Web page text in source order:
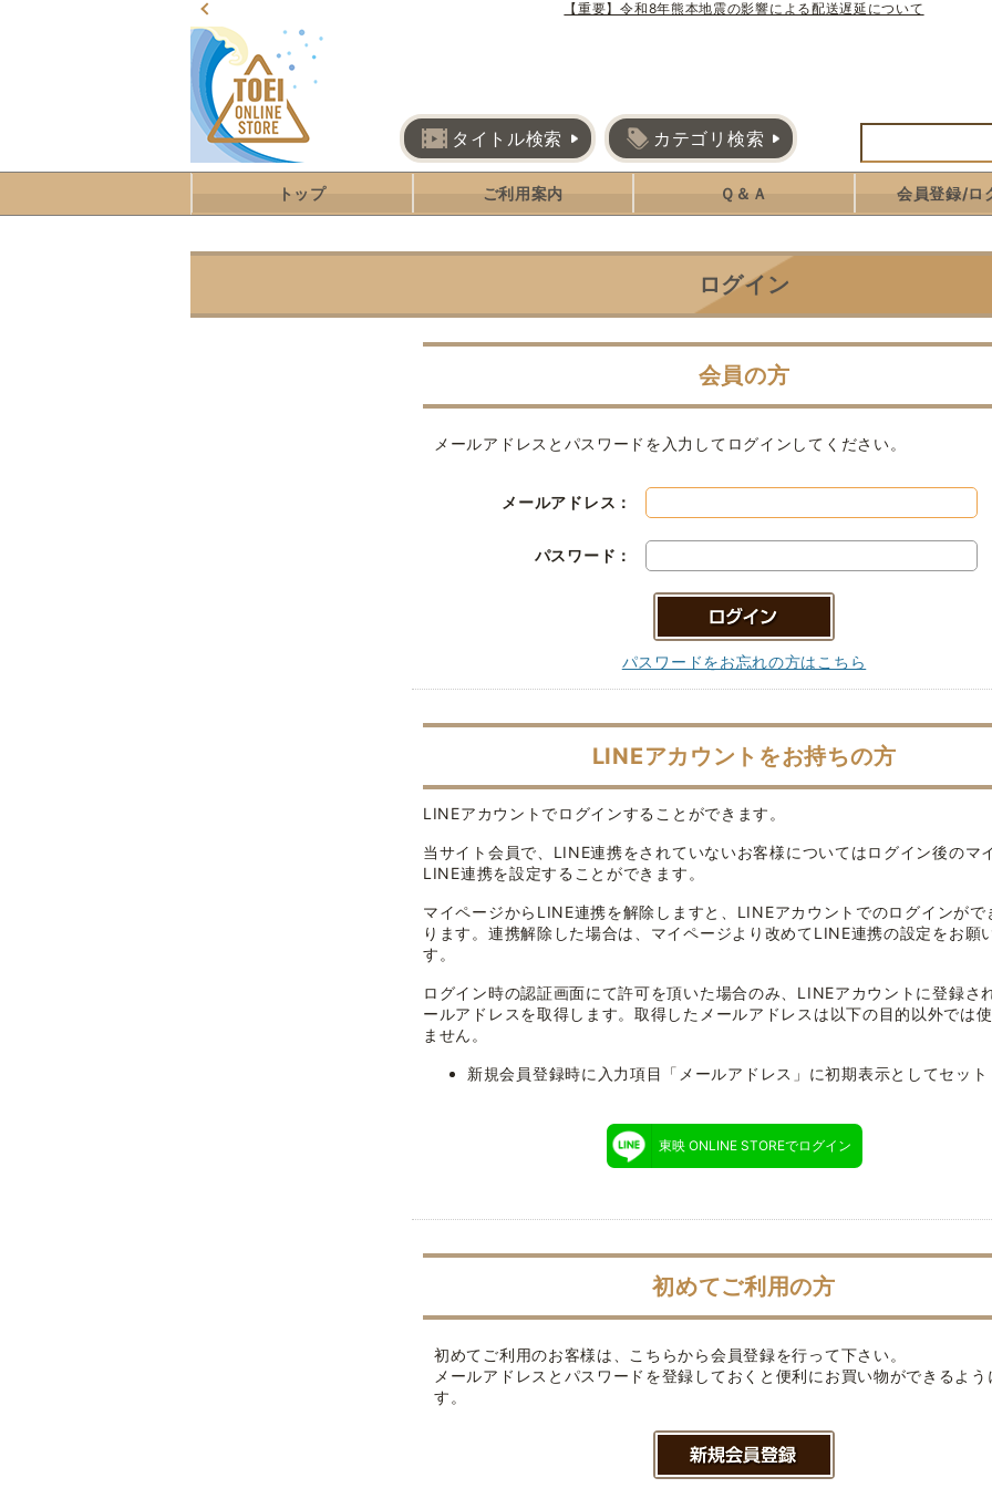
【重要】令和8年熊本地震の影響による配送遅延について
タイトル検索 カテゴリ検索
トップ ご利用案内 Ｑ＆Ａ 会員登録/ロ
ログイン
会員の方
メールアドレスとパスワードを入力してログインしてください。
メールアドレス：
パスワード：
パスワードをお忘れの方はこちら
LINEアカウントをお持ちの方
LINEアカウントでログインすることができます。
当サイト会員で、LINE連携をされていないお客様についてはログイン後のマ
LINE連携を設定することができます。
マイページからLINE連携を解除しますと、LINEアカウントでのログインがで
ります。連携解除した場合は、マイページより改めてLINE連携の設定をお願
す。
ログイン時の認証画面にて許可を頂いた場合のみ、LINEアカウントに登録さ
ールアドレスを取得します。取得したメールアドレスは以下の目的以外では
ません。
新規会員登録時に入力項目「メールアドレス」に初期表示としてセット
東映 ONLINE STOREでログイン
初めてご利用の方
初めてご利用のお客様は、こちらから会員登録を行って下さい。
メールアドレスとパスワードを登録しておくと便利にお買い物ができるよう
す。